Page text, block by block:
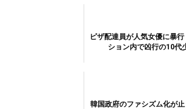
ピザ配達員が人気女優に暴
ション内で凶行の10代
韓国政府のファシズム化が